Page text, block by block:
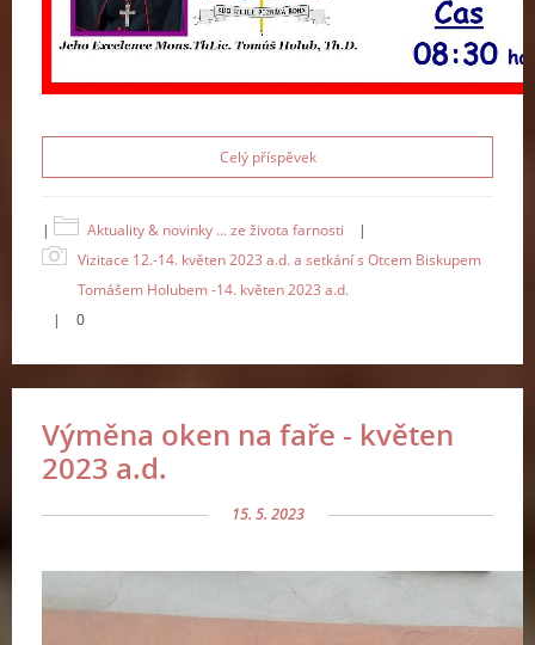
Celý příspěvek
| Aktuality & novinky ... ze života farnosti
|
Vizitace 12.-14. květen 2023 a.d. a setkání s Otcem Biskupem
Tomášem Holubem -14. květen 2023 a.d.
|
0
Výměna oken na faře - květen
2023 a.d.
15. 5. 2023